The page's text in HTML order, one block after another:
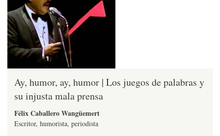
Ay, humor, ay, humor | Los juegos de palabras y
su injusta mala prensa
Félix Caballero Wangüemert
Escritor, humorista, periodista